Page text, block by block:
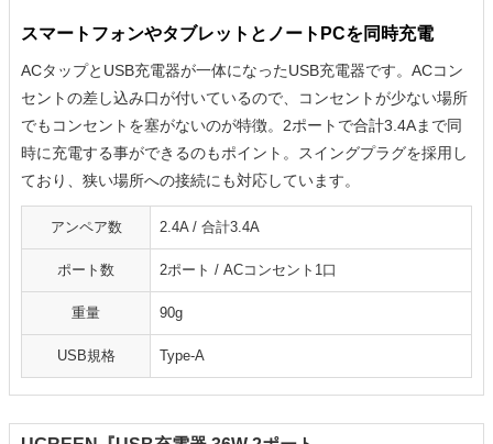
スマートフォンやタブレットとノートPCを同時充電
ACタップとUSB充電器が一体になったUSB充電器です。ACコン
セントの差し込み口が付いているので、コンセントが少ない場所
でもコンセントを塞がないのが特徴。2ポートで合計3.4Aまで同
時に充電する事ができるのもポイント。スイングプラグを採用し
ており、狭い場所への接続にも対応しています。
アンペア数 2.4A / 合計3.4A
ポート数 2ポート / ACコンセント1口
重量 90g
USB規格 Type-A